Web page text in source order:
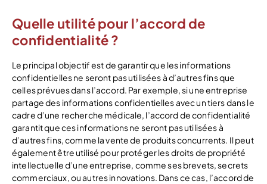
Quelle utilité pour l’accord de
confidentialité ?
Le principal objectif est de garantir que les informations
confidentielles ne seront pas utilisées à d’autres fins que
celles prévues dans l’accord. Par exemple, si une entreprise
partage des informations confidentielles avec un tiers dans le
cadre d’une recherche médicale, l’accord de confidentialité
garantit que ces informations ne seront pas utilisées à
d’autres fins, comme la vente de produits concurrents. Il peut
également être utilisé pour protéger les droits de propriété
intellectuelle d’une entreprise, comme ses brevets, secrets
commerciaux, ou autres innovations. Dans ce cas, l’accord de